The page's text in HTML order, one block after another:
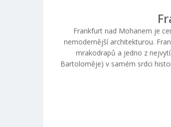
Frankfurt nad Mohanem je
nemodernější architekturou.
mrakodrapů a jedno z
Bartoloměje) v samém srdci